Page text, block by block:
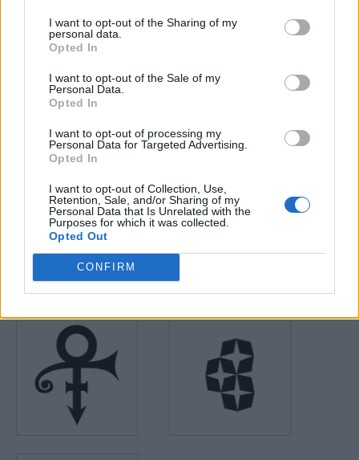
I want to opt-out of the Sharing of my
personal data.
Opted In
I want to opt-out of the Sale of my
Personal Data.
Opted In
I want to opt-out of processing my
Personal Data for Targeted Advertising.
Opted In
I want to opt-out of Collection, Use,
Retention, Sale, and/or Sharing of my
Personal Data that Is Unrelated with the
Purposes for which it was collected.
Opted Out
CONFIRM
Geben Sie Ihre Quiz-Nummer:
Suchen!
Nächste Rätsel:
Klicken Sie auf das Bild, um die Antwort zu sehen.